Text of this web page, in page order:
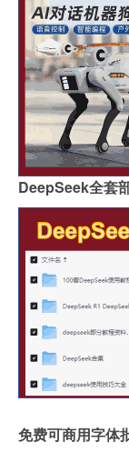
DeepSeek全套
免费可商用字体